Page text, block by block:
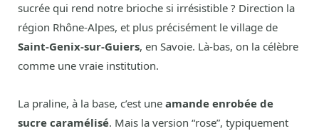
sucrée qui rend notre brioche si irrésistible ? Direction la
région Rhône-Alpes, et plus précisément le village de
Saint-Genix-sur-Guiers, en Savoie. Là-bas, on la célèbre
comme une vraie institution.
La praline, à la base, c’est une amande enrobée de
sucre caramélisé. Mais la version “rose”, typiquement